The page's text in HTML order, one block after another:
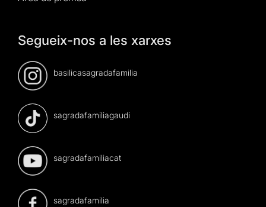
Segueix-nos a les xarxes
basilicasagradafamilia
sagradafamiliagaudi
sagradafamiliacat
sagradafamilia